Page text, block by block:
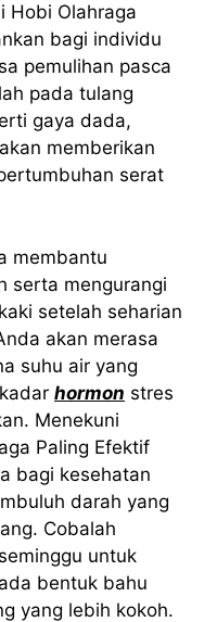
Hobi Olahraga
bagi individu
pemulihan pasca
pada tulang
gaya dada,
memberikan
serat
membantu
serta mengurangi
setelah seharian
akan merasa
suhu air yang
hormon stres
Menekuni
Paling Efektif
bagi kesehatan
darah yang
Cobalah
untuk
bentuk bahu
yang lebih kokoh.